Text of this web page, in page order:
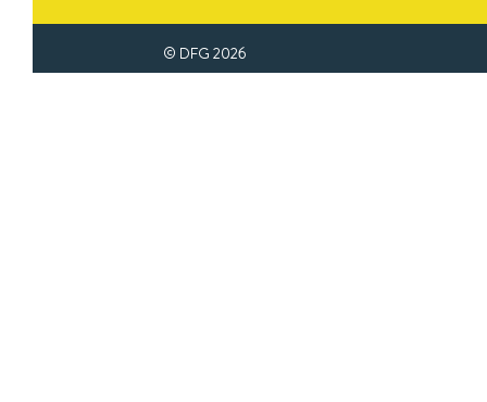
© DFG 2026